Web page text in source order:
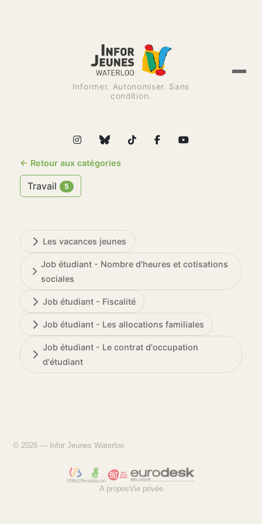
Informer. Autonomiser. Sans
condition.
← Retour aux catégories
Travail 5
Les vacances jeunes
Job étudiant - Nombre d'heures et cotisations
sociales
Job étudiant - Fiscalité
Job étudiant - Les allocations familiales
Job étudiant - Le contrat d'occupation
d'étudiant
© 2026 — Infor Jeunes Waterloo
A proposVie privée